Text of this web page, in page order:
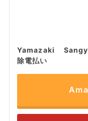
Yamazaki
除電払い